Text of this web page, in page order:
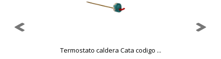
Termostato caldera Cata codigo ...
No almacenan directamente información personal, sino
que se basan en la identificación única de su navegador y